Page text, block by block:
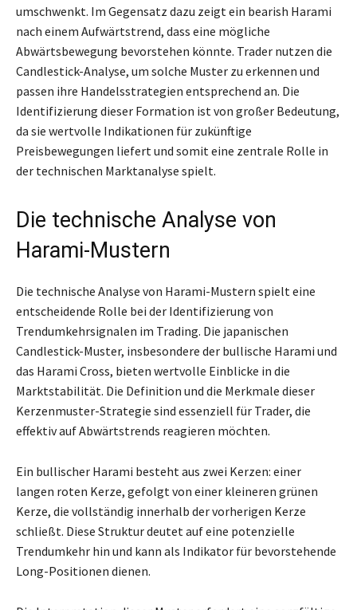
umschwenkt. Im Gegensatz dazu zeigt ein bearish Harami
nach einem Aufwärtstrend, dass eine mögliche
Abwärtsbewegung bevorstehen könnte. Trader nutzen die
Candlestick-Analyse, um solche Muster zu erkennen und
passen ihre Handelsstrategien entsprechend an. Die
Identifizierung dieser Formation ist von großer Bedeutung,
da sie wertvolle Indikationen für zukünftige
Preisbewegungen liefert und somit eine zentrale Rolle in
der technischen Marktanalyse spielt.
Die technische Analyse von
Harami-Mustern
Die technische Analyse von Harami-Mustern spielt eine
entscheidende Rolle bei der Identifizierung von
Trendumkehrsignalen im Trading. Die japanischen
Candlestick-Muster, insbesondere der bullische Harami und
das Harami Cross, bieten wertvolle Einblicke in die
Marktstabilität. Die Definition und die Merkmale dieser
Kerzenmuster-Strategie sind essenziell für Trader, die
effektiv auf Abwärtstrends reagieren möchten.
Ein bullischer Harami besteht aus zwei Kerzen: einer
langen roten Kerze, gefolgt von einer kleineren grünen
Kerze, die vollständig innerhalb der vorherigen Kerze
schließt. Diese Struktur deutet auf eine potenzielle
Trendumkehr hin und kann als Indikator für bevorstehende
Long-Positionen dienen.